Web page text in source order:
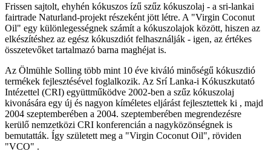
Frissen sajtolt, ehyhén kókuszos ízű szűz kókuszolaj - a sri-lankai
fairtrade Naturland-projekt részeként jött létre. A "Virgin Coconut
Oil" egy különlegességnek számít a kókuszolajok között, hiszen az
elkészítéshez az egész kókuszdiót felhasználják - igen, az értékes
összetevőket tartalmazó barna maghéjat is.
Az Ölmühle Solling több mint 10 éve kiváló minőségű kókuszdió
termékek fejlesztésével foglalkozik. Az Srí Lanka-i Kókuszkutató
Intézettel (CRI) együttműködve 2002-ben a szűz kókuszolaj
kivonására egy új és nagyon kíméletes eljárást fejlesztettek ki , majd
2004 szeptemberében a 2004. szeptemberében megrendezésre
kerülő nemzetközi CRI konferencián a nagyközönségnek is
bemutatták. Így született meg a "Virgin Coconut Oil", röviden
"VCO" .